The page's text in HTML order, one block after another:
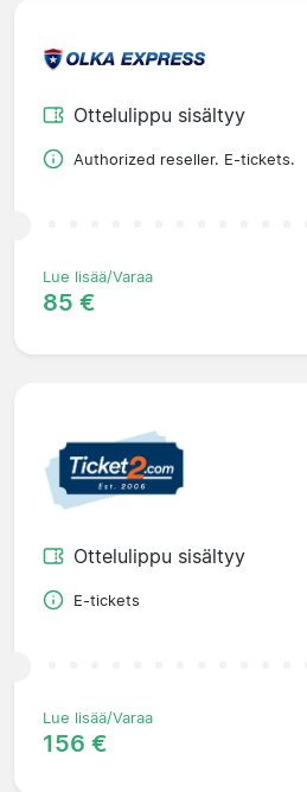
Ottelulippu sisältyy
Authorized reseller. E-tickets.
Lue lisää/Varaa
85 €
Ottelulippu sisältyy
E-tickets
Lue lisää/Varaa
156 €